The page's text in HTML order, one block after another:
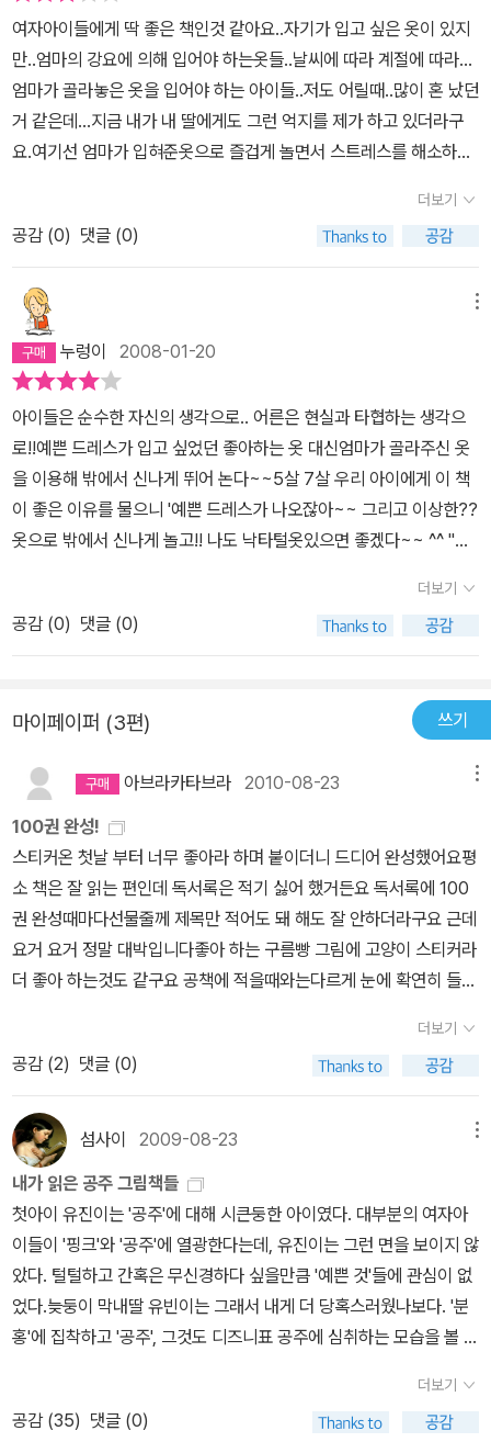
하고 있다. 앞에서 보았던 바로 그 옷들 말이다. 내일의 변신이 기대되
지 않는가? 바로 이렇게 말이다!남자 아이들보다 섬세한, 감성이 풍
부한 여자 아이의 마음과 욕구를 잘 표현했다. 엄마의 당부를 무조건
반항으로 거부하지 않았고, 그러면서도 자신이 무엇을 원하는 지도
잊지 않고 있다. 그림도 예쁘고 이야기도 예쁘다.
여자아이들에게 딱 좋은 책인것 같아요..자기가 입고 싶은 옷이 있지
만..엄마의 강요에 의해 입어야 하는옷들..날씨에 따라 계절에 따라...
엄마가 골라놓은 옷을 입어야 하는 아이들..저도 어릴때..많이 혼 났던
거 같은데...지금 내가 내 딸에게도 그런 억지를 제가 하고 있더라구
요.여기선 엄마가 입혀준옷으로 즐겁게 놀면서 스트레스를 해소하
같다와서 꼭 읽는것 같아요.그만큼 옷에 대한 스트레스가 많이 쌓였
던것일테지만요..딸아이 뿐만아니라..자신이 옷에 집착이 있는 아이
들에게는 한권쯤은난 드레스 입을거야 같은 책이 필요한것 같아요.하
지만 구성 부분에서 약한것 같아요.아무래도 외국작가라서 우리의 정
서와는 약간 틀린것 같기도하고..권윤덕작가의 엄마 난 이옷입을래요
와도 많이 다른것 같아요.하지만 책도 편식하면 안되겠죠?
더보기
공감 (0) 댓글 (0)
누렁이 2008-01-20
아이들은 순수한 자신의 생각으로.. 어른은 현실과 타협하는 생각으
로!!예쁜 드레스가 입고 싶었던 좋아하는 옷 대신엄마가 골라주신 옷
을 이용해 밖에서 신나게 뛰어 논다~~5살 7살 우리 아이에게 이 책
이 좋은 이유를 물으니 '예쁜 드레스가 나오잖아~~ 그리고 이상한??
옷으로 밖에서 신나게 놀고!! 나도 낙타털옷있으면 좋겠다~~ ^^ ''이
~~^^; '그리고..........새로운 놀이를알게 된우리 아이들은 얼마전에
내린 함박눈에목도리와 양말을 시집보냈다....ㅠㅠ ㅎㅎㅎ
더보기
공감 (0) 댓글 (0)
마이페이퍼 (3편) 쓰기
아브라카타브라 2010-08-23
100권 완성!
스티커온 첫날 부터 너무 좋아라 하며 붙이더니 드디어 완성했어요평
소 책은 잘 읽는 편인데 독서록은 적기 싫어 했거든요 독서록에 100
권 완성때마다선물줄께 제목만 적어도 돼 해도 잘 안하더라구요 근데
요거 요거 정말 대박입니다좋아 하는 구름빵 그림에 고양이 스티커라
더 좋아 하는것도 같구요 공책에 적을때와는다르게 눈에 확연히 들어
은인형옷 선물주기로 했죠) 그래서 이 참에 이 포스터 받으려고책을
왕창 구매했다는... 그래서 아직 포스터가 3장인가 4장인가 더 있다
죠...이제 100권 완성했으니200권째에 도전해야죠..근데 400권 다
하면 어쩌죠...알라딘에서 이 포스터 좀 더 만들어 줄수 없나요 또 이
벤트 했음 좋겠어요..스티커 붙이는게 재미있나 봐요..그래서 평소때
보다 책도 더 열심히 봤답니다정말 방학이 알차네요..이제 7살이라
글씨는 좀 삐뚤삐뚤...여기 100권에서 읽은 책 몇가지 소개해드릴께
요..자신만만 시리즈는 너무 재미있어 하더라구요 내용도 유익한거
같아요 추천합니다
더보기
공감 (2) 댓글 (0)
섬사이 2009-08-23
내가 읽은 공주 그림책들
첫아이 유진이는 '공주'에 대해 시큰둥한 아이였다. 대부분의 여자아
이들이 '핑크'와 '공주'에 열광한다는데, 유진이는 그런 면을 보이지 않
았다. 털털하고 간혹은 무신경하다 싶을만큼 '예쁜 것'들에 관심이 없
었다.늦둥이 막내딸 유빈이는 그래서 내게 더 당혹스러웠나보다. '분
홍'에 집착하고 '공주', 그것도 디즈니표 공주에 심취하는 모습을 볼 때
조사해 오는 과제를 내게 맡긴 건, 순전히 유빈이 탓이었다. 덕분에 그
림책 속의 다양한 '공주'들을 찾아보는 기회를 얻었다. 뭐, 생각보다
더보기
공감 (35) 댓글 (0)